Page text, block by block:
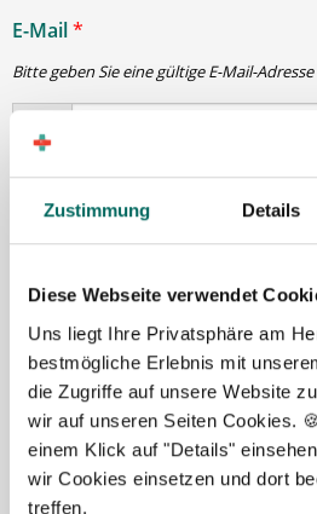
Zustimmung Details
Diese Webseite verwendet
Uns liegt Ihre Privatsphäre am
bestmögliche Erlebnis mit
die Zugriffe auf unsere Website
wir auf unseren Seiten Cookies.
einem Klick auf "Details"
wir Cookies einsetzen und dort
treffen.
E-Mail*
Bitte geben Sie eine gültige E-Mail-
Ihre Angaben und
sicher. Niemand bis auf Sie und
Betreuer haben Zugriff auf Ihre
Erst nach Ihrer Freigabezu
Stellenangebot leiten wir Ihre
gewünschten Apotheken weiter.